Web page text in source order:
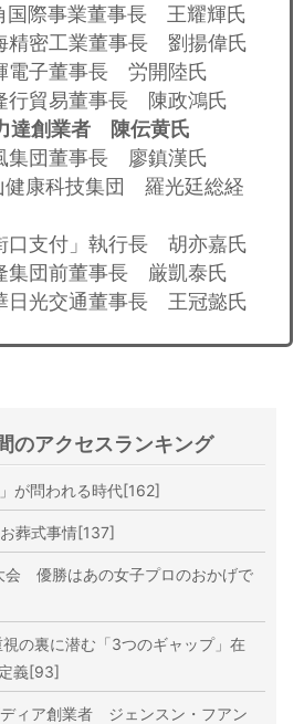
国際事業董事長 王耀輝氏
精密工業董事長 劉揚偉氏
電子董事長 労開陸氏
行貿易董事長 陳政鴻氏
達創業者 陳伝黄氏
集団董事長 廖鎮漢氏
康科技集団 羅光廷総経
口支付」執行長 胡亦嘉氏
集団前董事長 厳凱泰氏
日光交通董事長 王冠懿氏
のアクセスランキング
が問われる時代[162]
葬式事情[137]
優勝はあの女子プロのおかげで
の裏に潜む「3つのギャップ」在
義[93]
ィア創業者 ジェンスン・フアン